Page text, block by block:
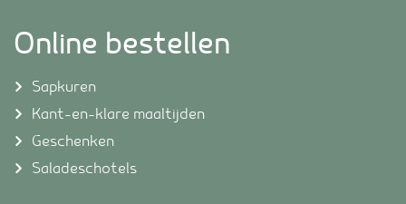
Online bestellen
Sapkuren
Kant-en-klare maaltijden
Geschenken
Saladeschotels